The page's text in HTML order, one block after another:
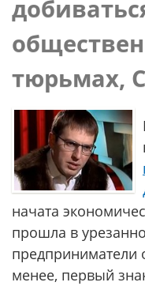
тюрьмах,
начата
прошла в
предприниматели
менее, первый